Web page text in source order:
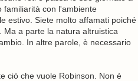
familiarità con l'ambiente
estivo. Siete molto affamati poiché
a parte la natura altruistica
In altre parole, è necessario
ciò che vuole Robinson. Non è